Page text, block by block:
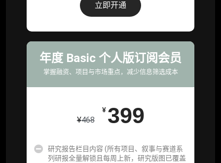
立即开通
年度 Basic 个人版订阅会员
掌握融资、项目与市场重点，减少信息筛选成本
¥468
¥ 399
研究报告栏目内容 (所有项目、叙事与赛道系
列研报全量解锁且每周上新，研究版图已覆盖
据集与定向持续追踪数据库，将研报内容沉淀
为可复用、可复核、可持续追踪的机构级研究
定制化研究服务（1次，课题/选题经审核通过
后，由业内享有盛誉的研究团队为你开展专项
研究，并交付一份完整研究报告）
及研究方向预告，提前了解核心观察变量与后
提前获取研报权（ 6 次，官方发布研报预告后
分析师 1 对 1 沟通（1 小时，话题需审核）